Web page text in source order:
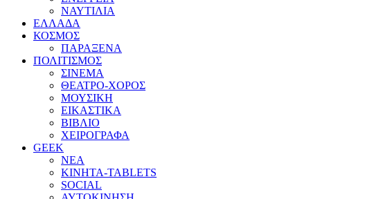
ΝΑΥΤΙΛΙΑ
ΕΛΛΑΔΑ
ΚΟΣΜΟΣ
ΠΑΡΑΞΕΝΑ
ΠΟΛΙΤΙΣΜΟΣ
ΣΙΝΕΜΑ
ΘΕΑΤΡΟ-ΧΟΡΟΣ
ΜΟΥΣΙΚΗ
ΕΙΚΑΣΤΙΚΑ
ΒΙΒΛΙΟ
ΧΕΙΡΟΓΡΑΦΑ
GEEK
ΝΕΑ
ΚΙΝΗΤΑ-TABLETS
SOCIAL